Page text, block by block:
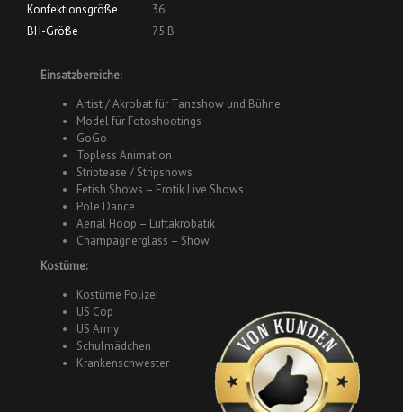
Konfektionsgröße
36
BH-Größe
75 B
Einsatzbereiche:
Artist / Akrobat für Tanzshow und Bühne
Model für Fotoshootings
GoGo
Topless Animation
Striptease / Stripshows
Fetish Shows – Erotik Live Shows
Pole Dance
Aerial Hoop – Luftakrobatik
Champagnerglass – Show
Kostüme:
Kostüme Polizei
US Cop
US Army
Schulmädchen
Krankenschwester